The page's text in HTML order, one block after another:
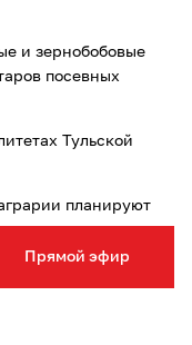
Прямой эфир
и зернобобовые
посевных
Тульской
планируют
нажмите Ctrl+Enter